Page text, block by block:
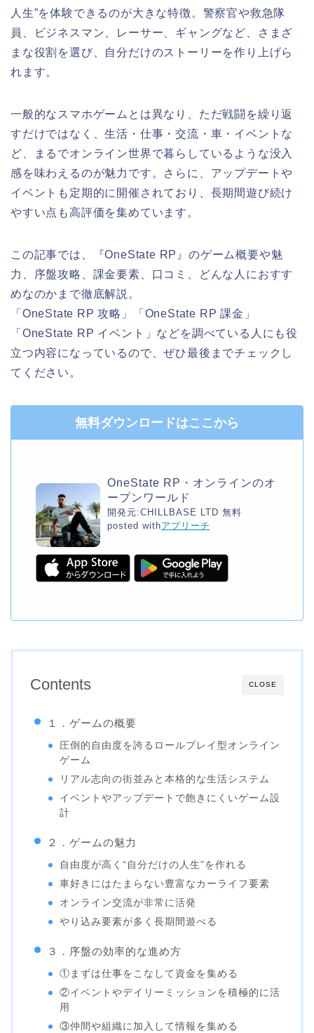
人生”を体験できるのが大きな特徴。警察官や救急隊
員、ビジネスマン、レーサー、ギャングなど、さまざ
まな役割を選び、自分だけのストーリーを作り上げら
れます。
一般的なスマホゲームとは異なり、ただ戦闘を繰り返
すだけではなく、生活・仕事・交流・車・イベントな
ど、まるでオンライン世界で暮らしているような没入
感を味わえるのが魅力です。さらに、アップデートや
イベントも定期的に開催されており、長期間遊び続け
やすい点も高評価を集めています。
この記事では、『OneState RP』のゲーム概要や魅
力、序盤攻略、課金要素、口コミ、どんな人におすす
めなのかまで徹底解説。
「OneState RP 攻略」「OneState RP 課金」
「OneState RP イベント」などを調べている人にも役
立つ内容になっているので、ぜひ最後までチェックし
てください。
無料ダウンロードはここから
OneState RP・オンラインのオ
ープンワールド
開発元:CHILLBASE LTD 無料
posted withアプリーチ
CLOSE
Contents
１．ゲームの概要
圧倒的自由度を誇るロールプレイ型オンライン
ゲーム
リアル志向の街並みと本格的な生活システム
イベントやアップデートで飽きにくいゲーム設
計
２．ゲームの魅力
自由度が高く“自分だけの人生”を作れる
車好きにはたまらない豊富なカーライフ要素
オンライン交流が非常に活発
やり込み要素が多く長期間遊べる
３．序盤の効率的な進め方
①まずは仕事をこなして資金を集める
②イベントやデイリーミッションを積極的に活
用
③仲間や組織に加入して情報を集める